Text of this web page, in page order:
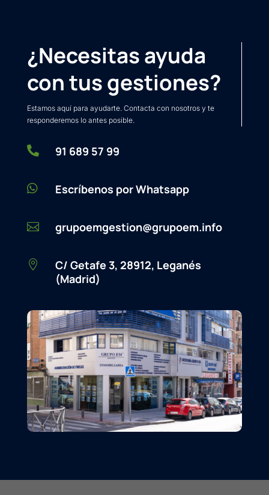
¿Necesitas ayuda
con tus gestiones?
Estamos aquí para ayudarte. Contacta con nosotros y te
responderemos lo antes posible.
 91 689 57 99
 Escríbenos por Whatsapp
 grupoemgestion@grupoem.info

C/ Getafe 3, 28912, Leganés
(Madrid)